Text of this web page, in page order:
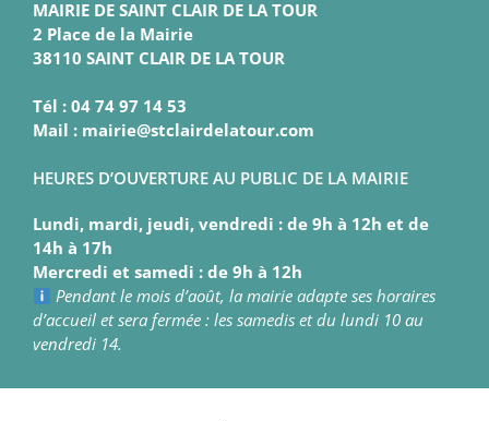
MAIRIE DE SAINT CLAIR DE LA TOUR
2 Place de la Mairie
38110 SAINT CLAIR DE LA TOUR
Tél : 04 74 97 14 53
Mail : mairie@stclairdelatour.com
HEURES D’OUVERTURE AU PUBLIC DE LA MAIRIE
Lundi, mardi, jeudi, vendredi : de 9h à 12h et de
14h à 17h
Mercredi et samedi : de 9h à 12h
Pendant le mois d’août, la mairie adapte ses horaires
d’accueil et sera fermée : les samedis et du lundi 10 au
vendredi 14.